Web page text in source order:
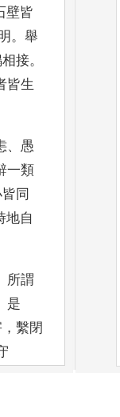
壁皆
。 舉
接。
皆生
、 愚
一類
同
地自
所謂
是
， 繫閉